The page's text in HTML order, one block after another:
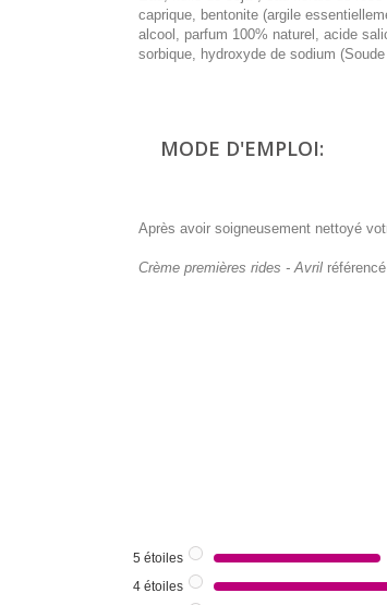
caprique, bentonite (argile
alcool, parfum 100% naturel, acide
sorbique, hydroxyde de sodium
MODE D'EMPLOI:
Après avoir soigneusement nettoyé
Crème premières rides - Avril
5 étoiles
4 étoiles